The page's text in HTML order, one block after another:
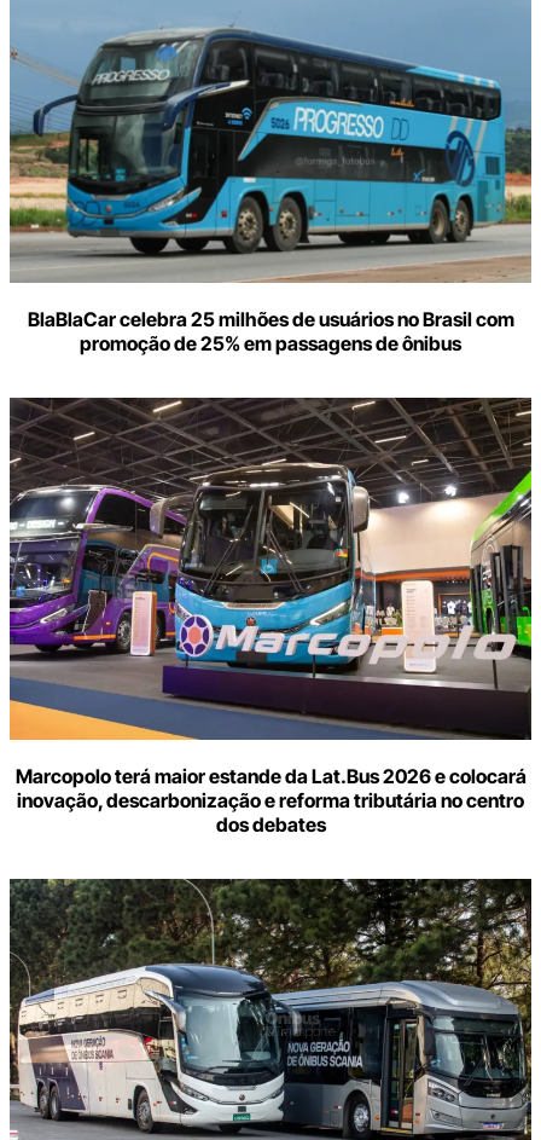
BlaBlaCar celebra 25 milhões de usuários no Brasil com
promoção de 25% em passagens de ônibus
Marcopolo terá maior estande da Lat.Bus 2026 e colocará
inovação, descarbonização e reforma tributária no centro
dos debates